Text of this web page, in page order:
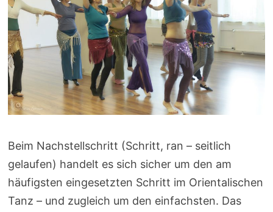
Beim Nachstellschritt (Schritt, ran – seitlich
gelaufen) handelt es sich sicher um den am
häufigsten eingesetzten Schritt im Orientalischen
Tanz – und zugleich um den einfachsten. Das